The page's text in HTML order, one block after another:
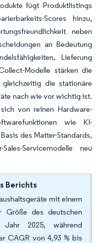
fügt Produktlistings
Scores hinzu,
neben
an Bedeutung
Lieferung
Modelle stärken die
gleichzeitig die stationäre
nach wie vor wichtig ist.
von reinen Hardware-
wie KI-
des Matter-Standards,
Servicemodelle neu
Berichts
mit einem
des deutschen
Jahr 2025, während
CAGR von 4,93 % bis